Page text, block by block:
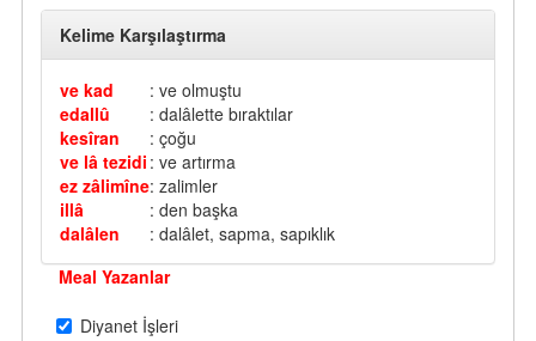
Kelime Karşılaştırma
ve kad
: ve olmuştu
edallû
: dalâlette bıraktılar
kesîran
: çoğu
ve lâ tezidi : ve artırma
ez zâlimîne: zalimler
illâ
: den başka
dalâlen
: dalâlet, sapma, sapıklık
Meal Yazanlar
Diyanet İşleri